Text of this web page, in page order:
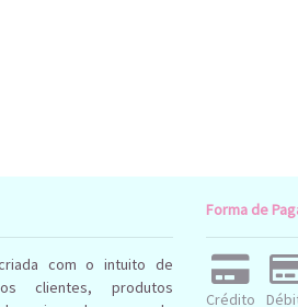
com o intuito de
clientes, produtos
Forma de
Crédito